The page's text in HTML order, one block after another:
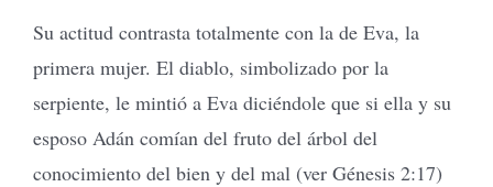
Su actitud contrasta totalmente con la de Eva, la
primera mujer. El diablo, simbolizado por la
serpiente, le mintió a Eva diciéndole que si ella y su
esposo Adán comían del fruto del árbol del
conocimiento del bien y del mal (ver Génesis 2:17)